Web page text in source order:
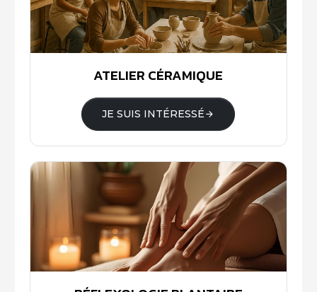
ATELIER CÉRAMIQUE
JE SUIS INTÉRESSÉ